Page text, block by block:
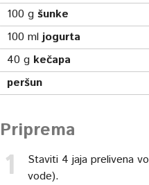
100 g šunke
100 ml jogurta
40 g kečapa
peršun
Priprema
Staviti 4 jaja prelivena
vode).